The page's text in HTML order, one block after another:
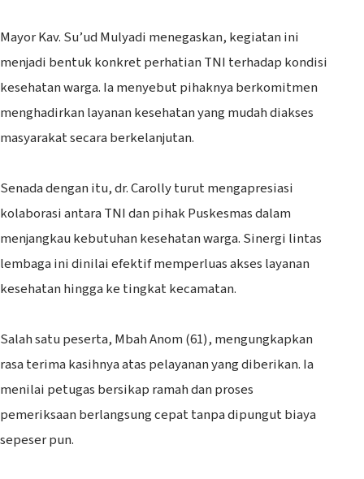
‎Mayor Kav. Su’ud Mulyadi menegaskan, kegiatan ini
menjadi bentuk konkret perhatian TNI terhadap kondisi
kesehatan warga. Ia menyebut pihaknya berkomitmen
menghadirkan layanan kesehatan yang mudah diakses
masyarakat secara berkelanjutan.
‎Senada dengan itu, dr. Carolly turut mengapresiasi
kolaborasi antara TNI dan pihak Puskesmas dalam
menjangkau kebutuhan kesehatan warga. Sinergi lintas
lembaga ini dinilai efektif memperluas akses layanan
kesehatan hingga ke tingkat kecamatan.
‎Salah satu peserta, Mbah Anom (61), mengungkapkan
rasa terima kasihnya atas pelayanan yang diberikan. Ia
menilai petugas bersikap ramah dan proses
pemeriksaan berlangsung cepat tanpa dipungut biaya
sepeser pun.